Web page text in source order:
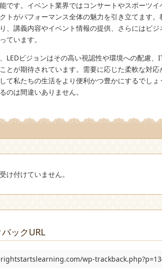
です。イベント業界ではコンサートやスポーツ
トがパフォーマンス全体の魅力を引き立てます
、講義内容やイベント情報の提供、さらにはビ
ています。
LEDビジョンはその高い視認性や環境への配慮
とが期待されています。需要に応じた柔軟な対
て私たちの生活をより便利かつ豊かにするでし
のは間違いありません。
け付けていません。
バックURL
wp-